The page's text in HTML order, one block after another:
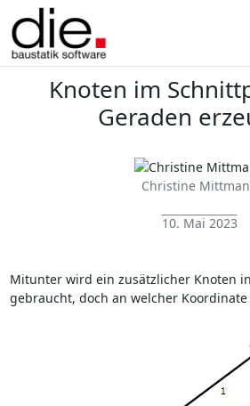
Knoten im
Geraden
Christine
10. Mai 2023
Mitunter wird ein zusätzlicher Knoten
gebraucht, doch an welcher